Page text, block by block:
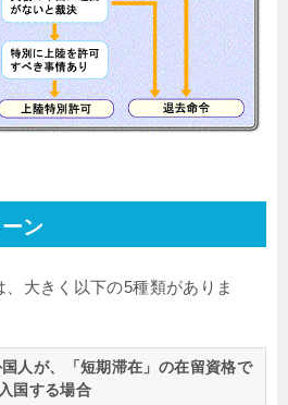
ン
大きく以下の5種類がありま
人が、「短期滞在」の在留資格で
入国する場合